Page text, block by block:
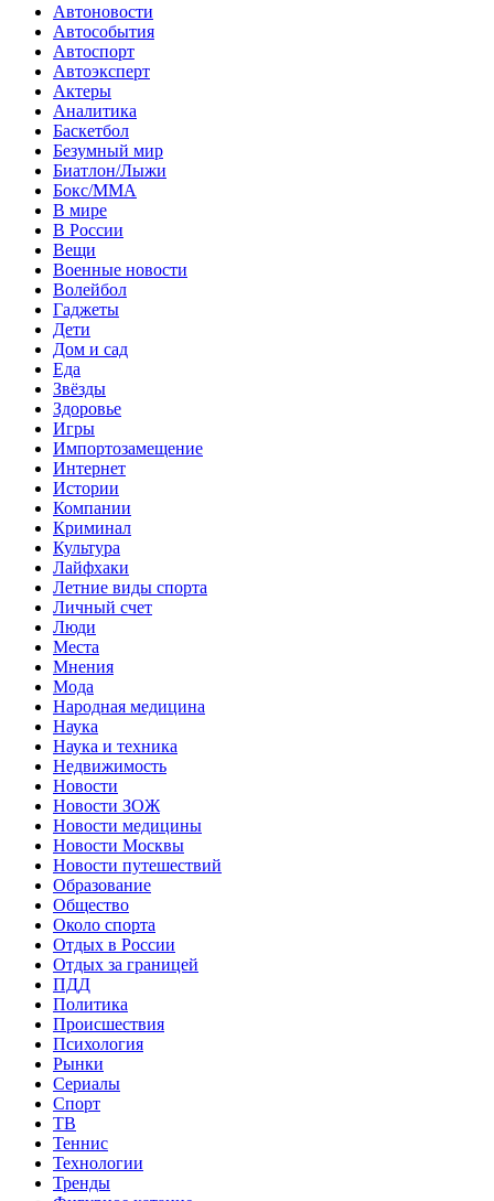
Автоновости
Автособытия
Автоспорт
Автоэксперт
Актеры
Аналитика
Баскетбол
Безумный мир
Биатлон/Лыжи
Бокс/MMA
В мире
В России
Вещи
Военные новости
Волейбол
Гаджеты
Дети
Дом и сад
Еда
Звёзды
Здоровье
Игры
Импортозамещение
Интернет
Истории
Компании
Криминал
Культура
Лайфхаки
Летние виды спорта
Личный счет
Люди
Места
Мнения
Мода
Народная медицина
Наука
Наука и техника
Недвижимость
Новости
Новости ЗОЖ
Новости медицины
Новости Москвы
Новости путешествий
Образование
Общество
Около спорта
Отдых в России
Отдых за границей
ПДД
Политика
Происшествия
Психология
Рынки
Сериалы
Спорт
ТВ
Теннис
Технологии
Тренды